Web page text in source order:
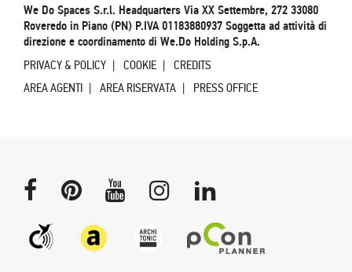
We Do Spaces S.r.l. Headquarters Via XX Settembre, 272 33080
Roveredo in Piano (PN) P.IVA 01183880937 Soggetta ad attività di
direzione e coordinamento di We.Do Holding S.p.A.
PRIVACY & POLICY COOKIE
CREDITS
AREA AGENTI
AREA RISERVATA PRESS OFFICE